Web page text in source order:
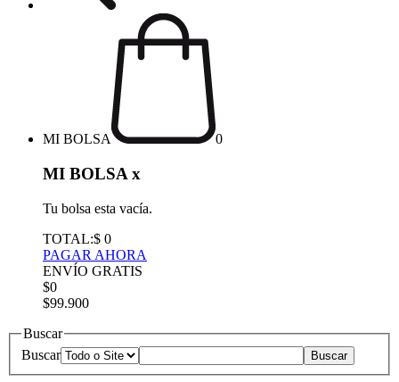
MI BOLSA 0
MI BOLSA x
Tu bolsa esta vacía.
TOTAL:$ 0
PAGAR AHORA
ENVÍO GRATIS
$0
$99.900
Buscar
Buscar